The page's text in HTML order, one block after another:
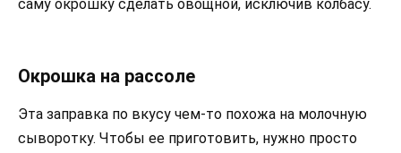
саму окрошку сделать овощной, исключив колбасу.
Окрошка на рассоле
Эта заправка по вкусу чем-то похожа на молочную
сыворотку. Чтобы ее приготовить, нужно просто